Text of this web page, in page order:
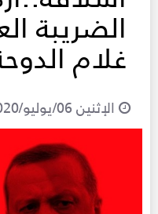
الضريبة
غلام
الإثنين 06/يوليو/2020 - 01:32 م